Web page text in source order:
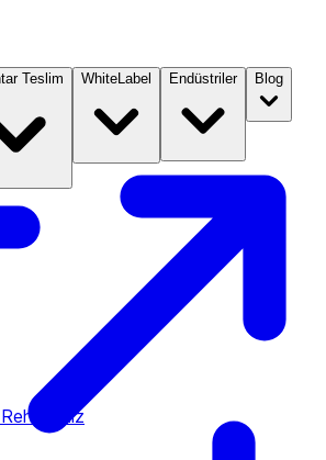
B2STORE
Teslim WhiteLabel Endüstriler Blog